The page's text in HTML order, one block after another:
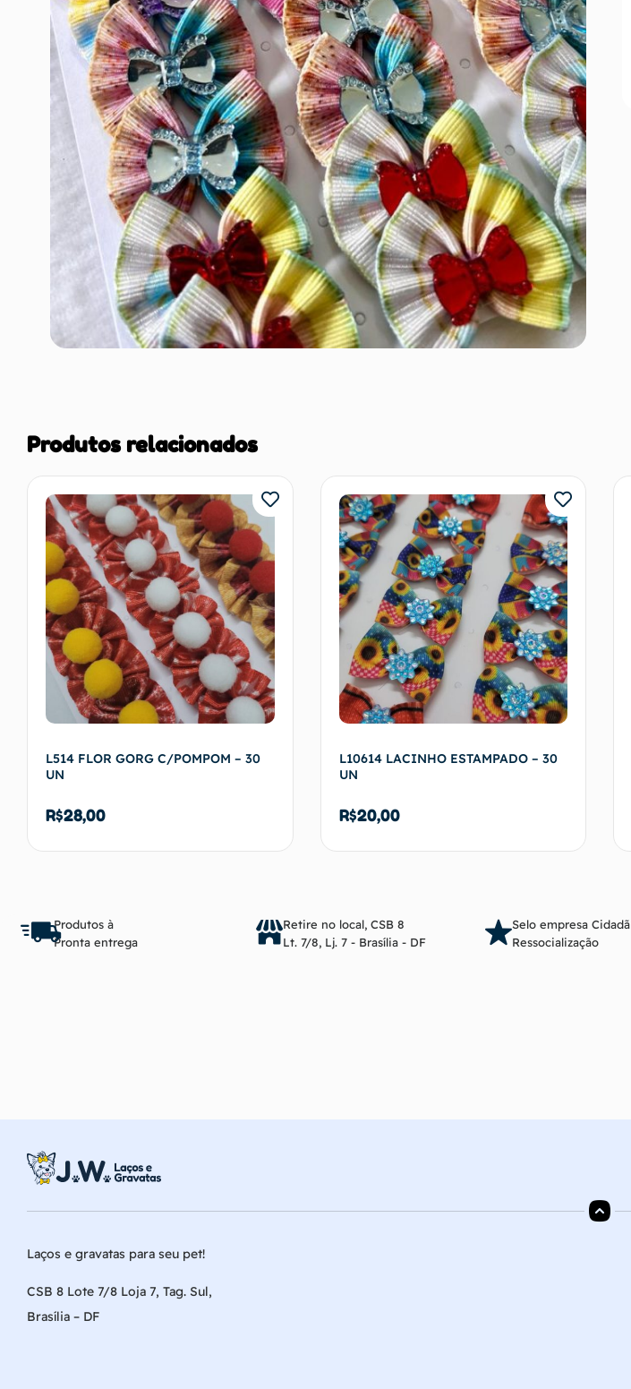
Produtos relacionados
L514 FLOR GORG C/POMPOM – 30
UN
R$28,00
L10614 LACINHO ESTAMPADO – 30
UN
R$20,00
Adicionar ao carrinho
Produtos à
Pronta entrega
Retire no local, CSB 8
Lt. 7/8, Lj. 7 - Brasília - DF
Selo empresa Cidadã
Ressocialização
Laços e gravatas para seu pet!
CSB 8 Lote 7/8 Loja 7, Tag. Sul,
Brasília – DF